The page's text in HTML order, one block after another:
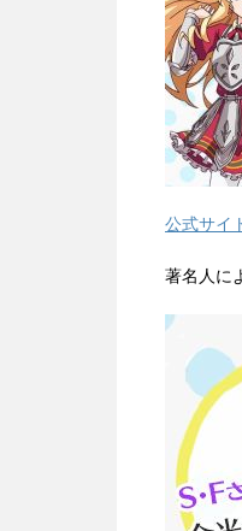
公式サイ
著名人に